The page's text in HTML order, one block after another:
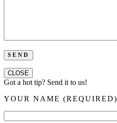
CLOSE
Got a hot tip? Send it to us!
YOUR NAME (REQUIRED)